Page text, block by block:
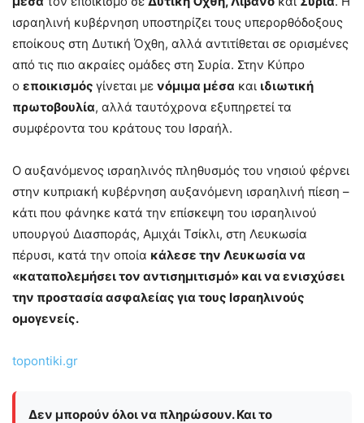
ισραηλινή κυβέρνηση υποστηρίζει τους υπερορθόδοξους
εποίκους στη Δυτική Όχθη, αλλά αντιτίθεται σε ορισμένες
από τις πιο ακραίες ομάδες στη Συρία. Στην Κύπρο
ο εποικισμός γίνεται με νόμιμα μέσα και ιδιωτική
πρωτοβουλία, αλλά ταυτόχρονα εξυπηρετεί τα
συμφέροντα του κράτους του Ισραήλ.
Ο αυξανόμενος ισραηλινός πληθυσμός του νησιού φέρνει
στην κυπριακή κυβέρνηση αυξανόμενη ισραηλινή πίεση –
κάτι που φάνηκε κατά την επίσκεψη του ισραηλινού
υπουργού Διασποράς, Αμιχάι Τσίκλι, στη Λευκωσία
πέρυσι, κατά την οποία κάλεσε την Λευκωσία να
«καταπολεμήσει τον αντισημιτισμό» και να ενισχύσει
την προστασία ασφαλείας για τους Ισραηλινούς
ομογενείς.
topontiki.gr
Δεν μπορούν όλοι να πληρώσουν. Και το